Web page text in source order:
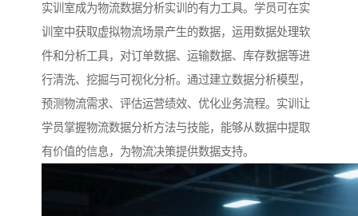
实训室成为物流数据分析实训的有力工具。学员可在实
训室中获取虚拟物流场景产生的数据，运用数据处理软
件和分析工具，对订单数据、运输数据、库存数据等进
行清洗、挖掘与可视化分析。通过建立数据分析模型，
预测物流需求、评估运营绩效、优化业务流程。实训让
学员掌握物流数据分析方法与技能，能够从数据中提取
有价值的信息，为物流决策提供数据支持。​